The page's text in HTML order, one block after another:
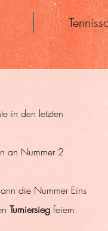
in den letzten
an Nummer 2
die Nummer Eins
Turniersieg feiern.